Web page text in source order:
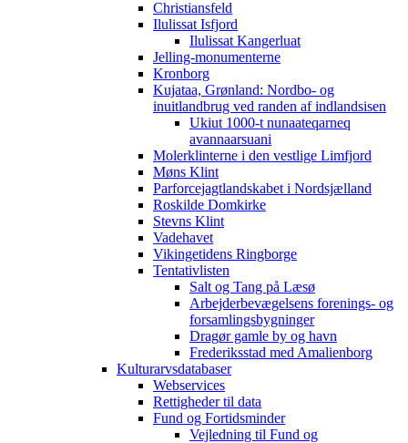
Christiansfeld
Ilulissat Isfjord
Ilulissat Kangerluat
Jelling-monumenterne
Kronborg
Kujataa, Grønland: Nordbo- og
inuitlandbrug ved randen af indlandsisen
Ukiut 1000-t nunaateqarneq
avannaarsuani
Molerklinterne i den vestlige Limfjord
Møns Klint
Parforcejagtlandskabet i Nordsjælland
Roskilde Domkirke
Stevns Klint
Vadehavet
Vikingetidens Ringborge
Tentativlisten
Salt og Tang på Læsø
Arbejderbevægelsens forenings- og
forsamlingsbygninger
Dragør gamle by og havn
Frederiksstad med Amalienborg
Kulturarvsdatabaser
Webservices
Rettigheder til data
Fund og Fortidsminder
Vejledning til Fund og